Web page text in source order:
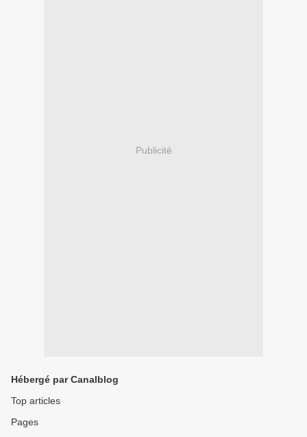
Publicité
Hébergé par Canalblog
Top articles
Pages